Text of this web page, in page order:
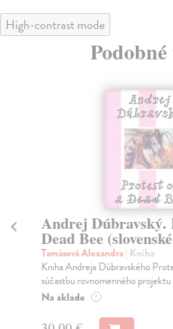
High-contrast mode
Andrej Dúbravský.
Dead Bee
Tamásová Alexandra| Kniha
Kniha Andreja Dúbravského
súčasťou rovnomenného
Na sklade ?